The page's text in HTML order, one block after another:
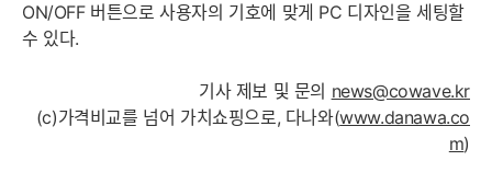
ON/OFF 버튼으로 사용자의 기호에 맞게 PC 디자인을 세팅할
수 있다.
기사 제보 및 문의 news@cowave.kr
(c)가격비교를 넘어 가치쇼핑으로, 다나와(www.danawa.co
m)